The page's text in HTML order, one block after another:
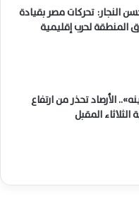
النجار: تحركات مصر بقيادة
المنطقة لحرب إقليمية
الأرصاد تحذر من ارتفاع
الثلاثاء المقبل